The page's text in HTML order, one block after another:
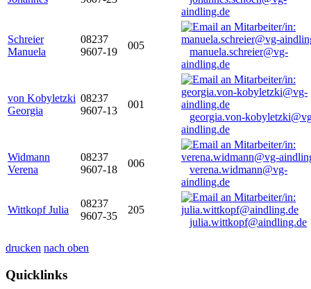
aindling.de
Schreier
Manuela
08237
9607-19
005
manuela.schreier@vg-
aindling.de
von Kobyletzki
Georgia
08237
9607-13
001
georgia.von-
aindling.de
Widmann
Verena
08237
9607-18
006
verena.widmann@vg-
aindling.de
Wittkopf Julia
08237
9607-35
205
julia.wittkopf@aindling.de
drucken nach oben
Quicklinks